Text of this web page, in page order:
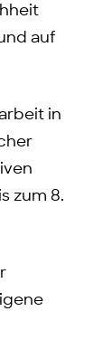
auf
in
zum 8.